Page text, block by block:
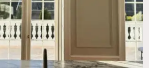
Ingen varer i kurven.